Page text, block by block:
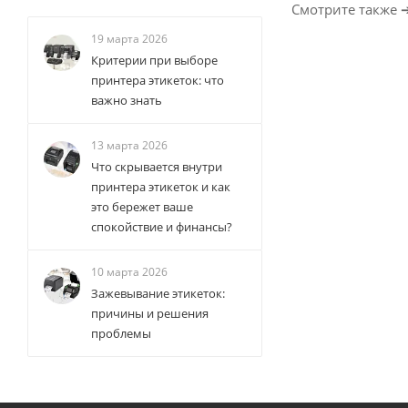
Смотрите также
19 марта 2026
Критерии при выборе
принтера этикеток: что
важно знать
13 марта 2026
Что скрывается внутри
принтера этикеток и как
это бережет ваше
спокойствие и финансы?
10 марта 2026
Зажевывание этикеток:
причины и решения
проблемы